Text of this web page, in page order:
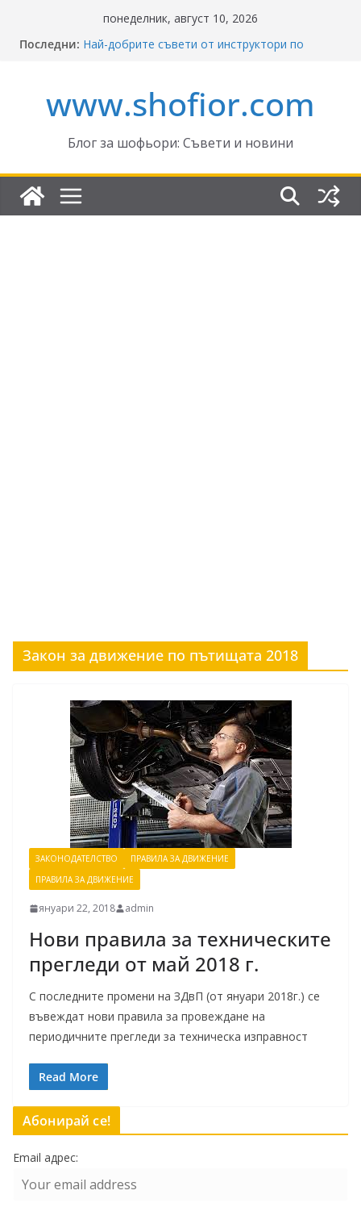
понеделник, август 10, 2026
Последни: Най-добрите съвети от инструктори по
пътищата на България – в сила от 2026
ВНИМАНИЕ: Франция криминализира
Отнемане на контролни точки – по колко и
Промени в Закона за пътищата 2025–2026:
Какво трябва да знаят шофьорите?
www.shofior.com
Блог за шофьори: Съвети и новини
Закон за движение по пътищата 2018
ЗАКОНОДАТЕЛСТВО
ПРАВИЛА ЗА ДВИЖЕНИЕ
ПРАВИЛА ЗА ДВИЖЕНИЕ
януари 22, 2018 admin
Нови правила за техническите
прегледи от май 2018 г.
С последните промени на ЗДвП (от януари 2018г.) се
въвеждат нови правила за провеждане на
периодичните прегледи за техническа изправност
Read More
Абонирай се!
Email адрес: